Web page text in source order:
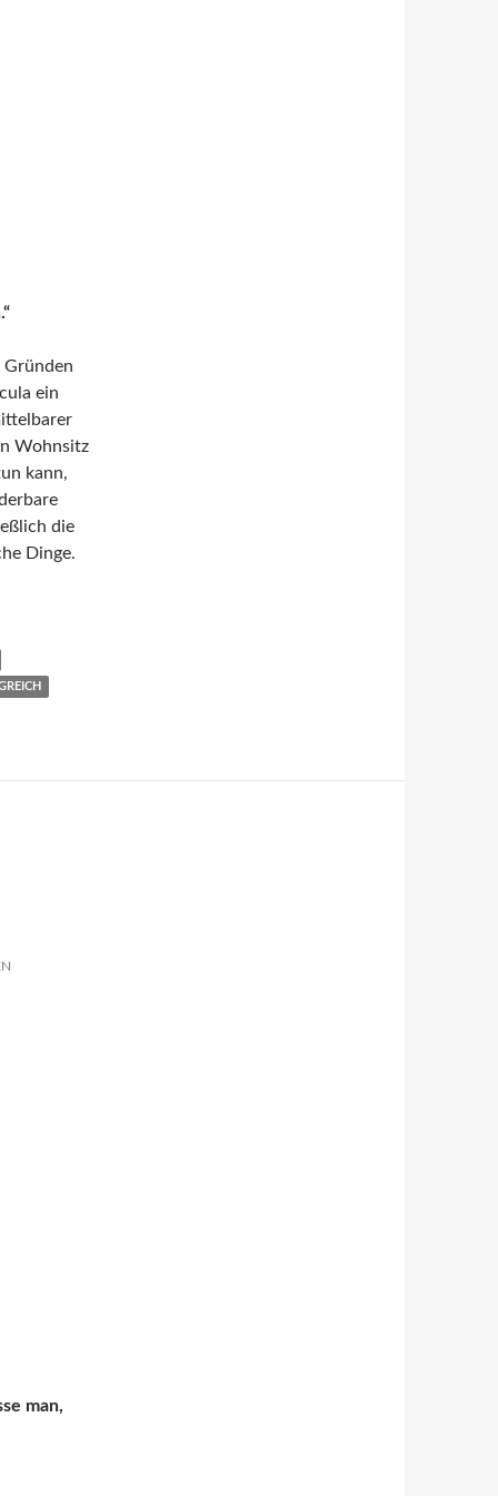
Gründen
ein
Wohnsitz
kann,
die
Dinge.
man,